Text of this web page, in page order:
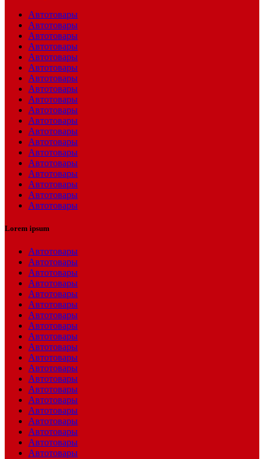
Автотовары
Автотовары
Автотовары
Автотовары
Автотовары
Автотовары
Автотовары
Автотовары
Автотовары
Автотовары
Автотовары
Автотовары
Автотовары
Автотовары
Автотовары
Автотовары
Автотовары
Автотовары
Автотовары
Lorem ipsum
Автотовары
Автотовары
Автотовары
Автотовары
Автотовары
Автотовары
Автотовары
Автотовары
Автотовары
Автотовары
Автотовары
Автотовары
Автотовары
Автотовары
Автотовары
Автотовары
Автотовары
Автотовары
Автотовары
Автотовары